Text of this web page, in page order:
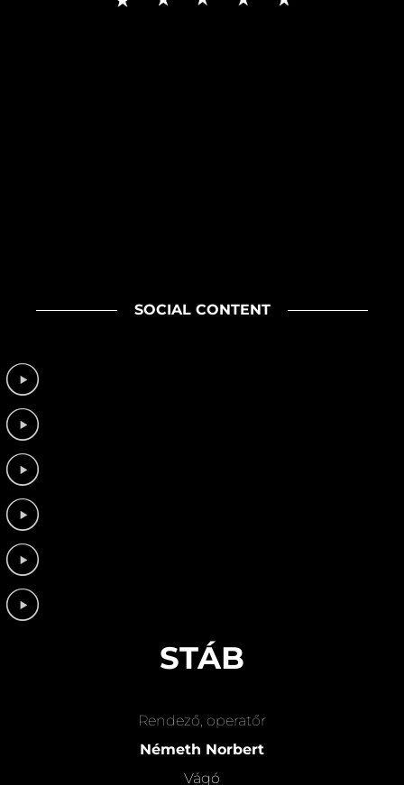
SOCIAL CONTENT
STÁB
Rendező, operatőr
Németh Norbert
Vágó